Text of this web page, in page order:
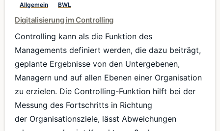
Allgemein BWL
Digitalisierung im Controlling
Controlling kann als die Funktion des
Managements definiert werden, die dazu beiträgt,
geplante Ergebnisse von den Untergebenen,
Managern und auf allen Ebenen einer Organisation
zu erzielen. Die Controlling-Funktion hilft bei der
Messung des Fortschritts in Richtung
der Organisationsziele, lässt Abweichungen